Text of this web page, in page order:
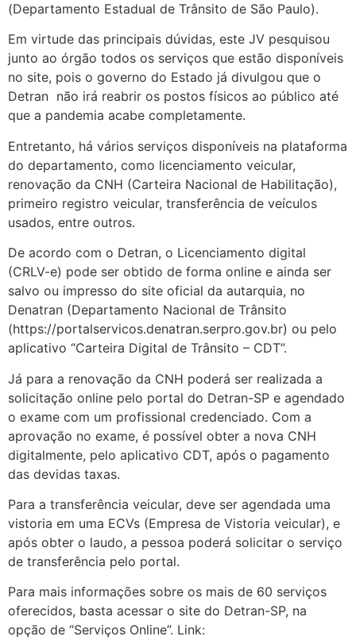
(Departamento Estadual de Trânsito de São Paulo).
Em virtude das principais dúvidas, este JV pesquisou
junto ao órgão todos os serviços que estão disponíveis
no site, pois o governo do Estado já divulgou que o
Detran não irá reabrir os postos físicos ao público até
que a pandemia acabe completamente.
Entretanto, há vários serviços disponíveis na plataforma
do departamento, como licenciamento veicular,
renovação da CNH (Carteira Nacional de Habilitação),
primeiro registro veicular, transferência de veículos
usados, entre outros.
De acordo com o Detran, o Licenciamento digital
(CRLV-e) pode ser obtido de forma online e ainda ser
salvo ou impresso do site oficial da autarquia, no
Denatran (Departamento Nacional de Trânsito
(https://portalservicos.denatran.serpro.gov.br) ou pelo
aplicativo “Carteira Digital de Trânsito – CDT”.
Já para a renovação da CNH poderá ser realizada a
solicitação online pelo portal do Detran-SP e agendado
o exame com um profissional credenciado. Com a
aprovação no exame, é possível obter a nova CNH
digitalmente, pelo aplicativo CDT, após o pagamento
das devidas taxas.
Para a transferência veicular, deve ser agendada uma
vistoria em uma ECVs (Empresa de Vistoria veicular), e
após obter o laudo, a pessoa poderá solicitar o serviço
de transferência pelo portal.
Para mais informações sobre os mais de 60 serviços
oferecidos, basta acessar o site do Detran-SP, na
opção de “Serviços Online”. Link: